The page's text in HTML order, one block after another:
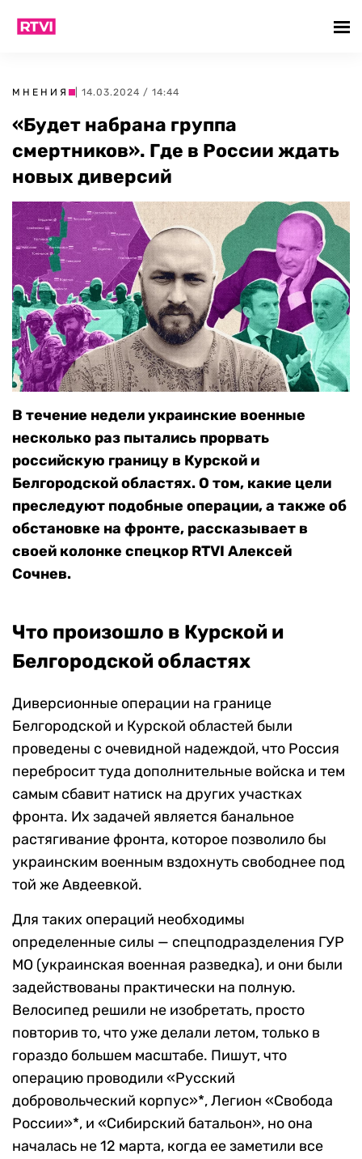
МНЕНИЯ | 14.03.2024 / 14:44
«Будет набрана группа
смертников». Где в России ждать
новых диверсий
В течение недели украинские военные
несколько раз пытались прорвать
российскую границу в Курской и
Белгородской областях. О том, какие цели
преследуют подобные операции, а также об
обстановке на фронте, рассказывает в
своей колонке спецкор RTVI Алексей
Сочнев.
Что произошло в Курской и
Белгородской областях
Диверсионные операции на границе
Белгородской и Курской областей были
проведены с очевидной надеждой, что Россия
перебросит туда дополнительные войска и тем
самым сбавит натиск на других участках
фронта. Их задачей является банальное
растягивание фронта, которое позволило бы
украинским военным вздохнуть свободнее под
той же Авдеевкой.
Для таких операций необходимы
определенные силы — спецподразделения ГУР
МО (украинская военная разведка), и они были
задействованы практически на полную.
Велосипед решили не изобретать, просто
повторив то, что уже делали летом, только в
гораздо большем масштабе. Пишут, что
операцию проводили «Русский
добровольческий корпус»*, Легион «Свобода
России»*, и «Сибирский батальон», но она
началась не 12 марта, когда ее заметили все